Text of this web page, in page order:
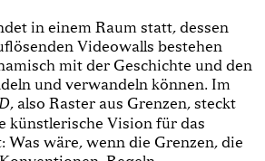
in einem Raum statt, dessen
Videowalls bestehen
mit der Geschichte und den
und verwandeln können. Im
, also Raster aus Grenzen, steckt
künstlerische Vision für das
wäre, wenn die Grenzen, die